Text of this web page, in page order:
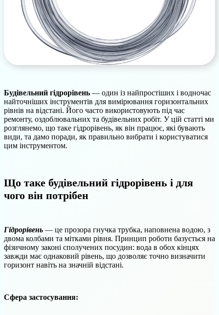
Будівельний гідрорівень — один із найпростіших і водночас
найточніших інструментів для вимірювання горизонтальних
рівнів на відстані. Його часто використовують під час
ремонту, оздоблювальних та будівельних робіт. У цій статті ми
розглянемо, що таке гідрорівень, як він працює, які бувають
види, та дамо поради, як правильно вибрати і користуватися
цим інструментом.
Що таке будівельний гідрорівень і для
чого він потрібен
Гідрорівень — це прозора гнучка трубка, наповнена водою, з
двома колбами та мітками рівня. Принцип роботи базується на
фізичному законі сполучених посудин: вода в обох кінцях
завжди має однаковий рівень, що дозволяє точно визначити
горизонт навіть на значній відстані.
Сфера застосування: